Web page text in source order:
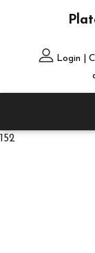
Login |
152